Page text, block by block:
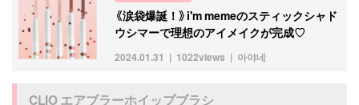
2024.01.31 아야네
1022views
《涙袋爆誕！》i'm memeのスティックシャド
ウシマーで理想のアイメイクが完成♡
CLIO エアブラーホイップブラシ